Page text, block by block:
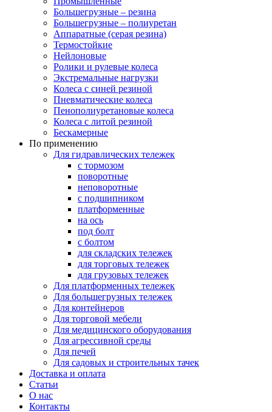
Большегрузные – резина
Большегрузные – полиуретан
Аппаратные (серая резина)
Термостойкие
Нейлоновые
Ролики и рулевые колеса
Экстремальные нагрузки
Колеса с синей резиной
Пневматические колеса
Пенополиуретановые колеса
Колеса с литой резиной
Бескамерные
По применению
Для гидравлических тележек
с тормозом
поворотные
неповоротные
с подшипником
платформенные
на ось
под болт
с болтом
для складских тележек
для торговых тележек
для грузовых тележек
Для платформенных тележек
Для большегрузных тележек
Для контейнеров
Для торговой мебели
Для медицинского оборудования
Для агрессивной среды
Для печей
Для садовых и строительных тачек
Доставка и оплата
Статьи
О нас
Контакты